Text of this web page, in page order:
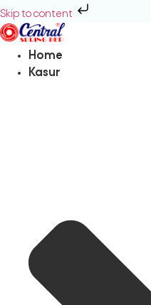
Skip to content
Home
Kasur